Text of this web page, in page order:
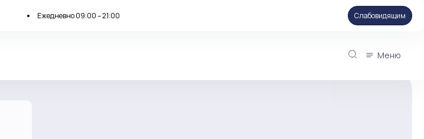
Ежедневно 09:00 – 21:00 Слабовидящим
Меню